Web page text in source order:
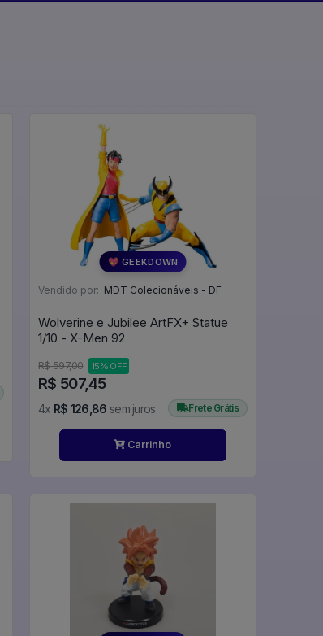
💖 GEEKDOWN
Vendido por: MDT Colecionáveis - DF
Wolverine e Jubilee ArtFX+ Statue
1/10 - X-Men 92
R$ 597,00 15% OFF
R$ 507,45
4x R$ 126,86 sem juros Frete Grátis
Carrinho